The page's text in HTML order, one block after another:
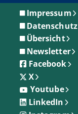
Impressum
Datenschutz
Übersicht
Newsletter
Facebook
X
Youtube
LinkedIn